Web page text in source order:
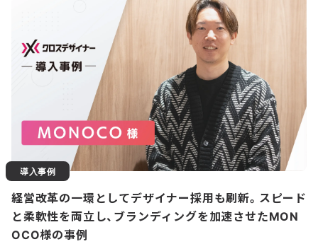
導入事例
経営改革の一環としてデザイナー採用も刷新。スピード
と柔軟性を両立し、ブランディングを加速させたMON
OCO様の事例